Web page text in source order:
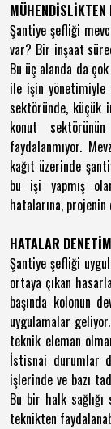
MÜHENDİSLİKTEN
Şantiye şefliği
var? Bir inşaat
Bu üç alanda da
ile işin yönetimiyle
sektöründe, küçük
konut
faydalanmıyor.
kağıt üzerinde
bu işi yapmış
hatalarına, projenin
HATALAR
Şantiye şefliği
ortaya çıkan
başında kolonun
uygulamalar
teknik eleman
İstisnai durumlar
işlerinde ve bazı
Bu bir halk sağlığı
teknikten